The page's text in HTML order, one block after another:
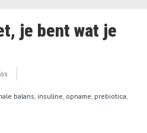
je bent wat je
balans insuline opname prebiotica